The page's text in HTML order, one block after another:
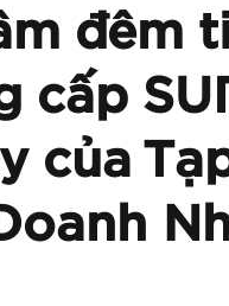
đêm
cấp
của